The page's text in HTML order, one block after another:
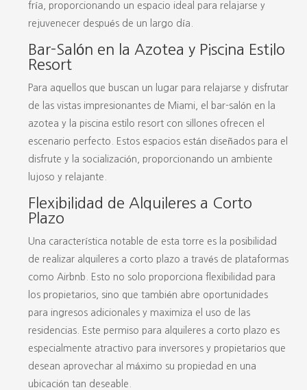
fría, proporcionando un espacio ideal para relajarse y
rejuvenecer después de un largo día.
Bar-Salón en la Azotea y Piscina Estilo
Resort
Para aquellos que buscan un lugar para relajarse y disfrutar
de las vistas impresionantes de Miami, el bar-salón en la
azotea y la piscina estilo resort con sillones ofrecen el
escenario perfecto. Estos espacios están diseñados para el
disfrute y la socialización, proporcionando un ambiente
lujoso y relajante.
Flexibilidad de Alquileres a Corto
Plazo
Una característica notable de esta torre es la posibilidad
de realizar alquileres a corto plazo a través de plataformas
como Airbnb. Esto no solo proporciona flexibilidad para
los propietarios, sino que también abre oportunidades
para ingresos adicionales y maximiza el uso de las
residencias. Este permiso para alquileres a corto plazo es
especialmente atractivo para inversores y propietarios que
desean aprovechar al máximo su propiedad en una
ubicación tan deseable.